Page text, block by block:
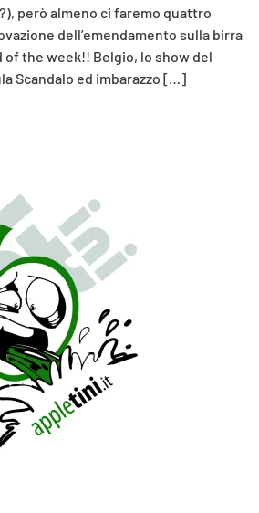
però almeno ci faremo quattro
dell’emendamento sulla birra
the week!! Belgio, lo show del
Scandalo ed imbarazzo […]